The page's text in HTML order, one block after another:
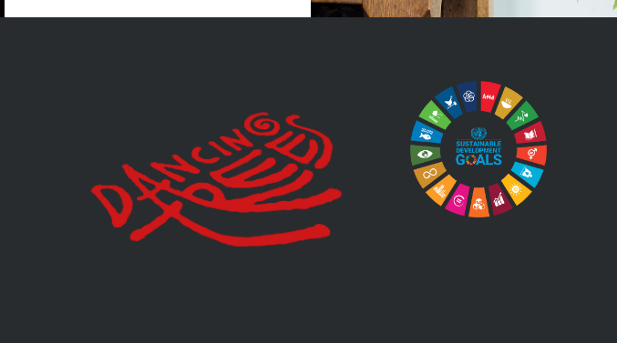
POSTOJEĆIM INICIJATIVAMA